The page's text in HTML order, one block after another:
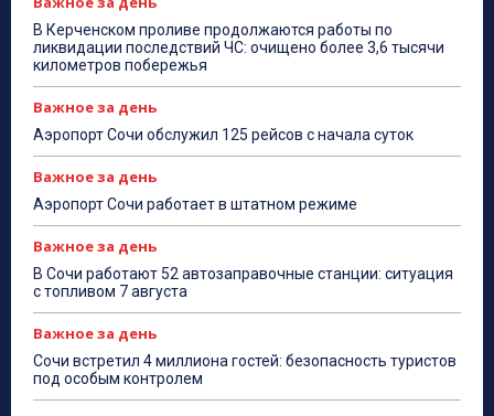
В Керченском проливе продолжаются работы по
ликвидации последствий ЧС: очищено более 3,6 тысячи
километров побережья
Важное за день
Аэропорт Сочи обслужил 125 рейсов с начала суток
Важное за день
Аэропорт Сочи работает в штатном режиме
Важное за день
В Сочи работают 52 автозаправочные станции: ситуация
с топливом 7 августа
Важное за день
Сочи встретил 4 миллиона гостей: безопасность туристов
под особым контролем